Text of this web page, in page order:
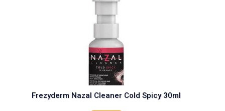
Frezyderm Nazal Cleaner Cold Spicy 30ml